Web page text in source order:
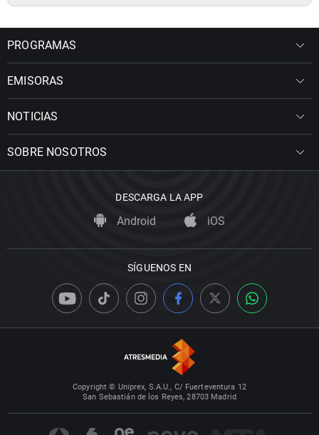
PROGRAMAS
EMISORAS
NOTICIAS
SOBRE NOSOTROS
DESCARGA LA APP
Android iOS
SÍGUENOS EN
Copyright © Uniprex, S.A.U., C/ Fuerteventura 12
San Sebastián de los Reyes, 28703 Madrid